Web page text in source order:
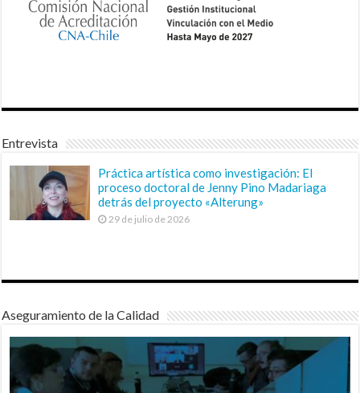
Entrevista
Práctica artística como investigación: El
proceso doctoral de Jenny Pino Madariaga
detrás del proyecto «Alterung»
29 de julio de 2026
Aseguramiento de la Calidad